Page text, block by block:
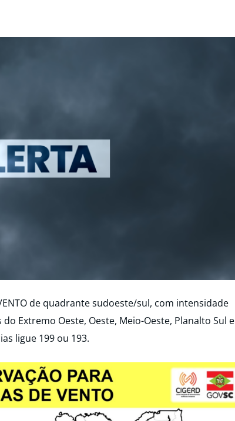
VENTO de quadrante sudoeste/sul, com intensidade
Extremo Oeste, Oeste, Meio-Oeste, Planalto Sul e
ligue 199 ou 193.